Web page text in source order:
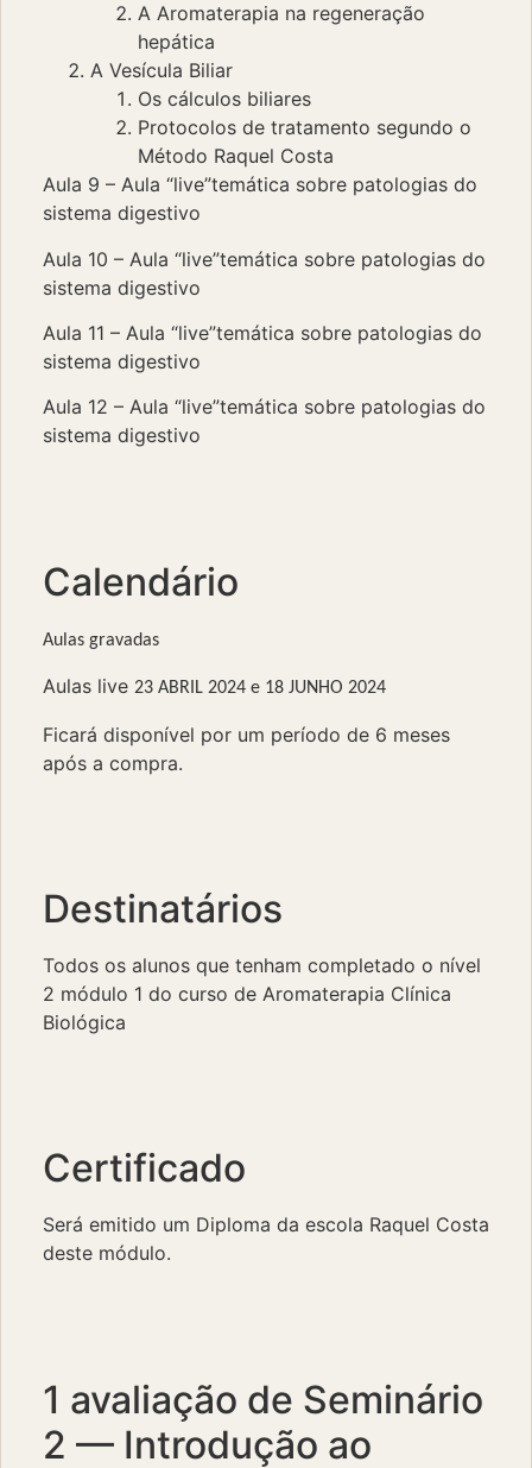
A Aromaterapia na regeneração
hepática
A Vesícula Biliar
Os cálculos biliares
Protocolos de tratamento segundo o
Método Raquel Costa
Aula 9 – Aula “live”temática sobre patologias do
sistema digestivo
Aula 10 – Aula “live”temática sobre patologias do
sistema digestivo
Aula 11 – Aula “live”temática sobre patologias do
sistema digestivo
Aula 12 – Aula “live”temática sobre patologias do
sistema digestivo
Calendário
Aulas gravadas
Aulas live 23 ABRIL 2024 e 18 JUNHO 2024
Ficará disponível por um período de 6 meses
após a compra.
Destinatários
Todos os alunos que tenham completado o nível
2 módulo 1 do curso de Aromaterapia Clínica
Biológica
Certificado
Será emitido um Diploma da escola Raquel Costa
deste módulo.
1 avaliação de Seminário
2 — Introdução ao